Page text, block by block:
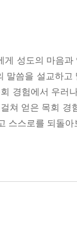
성도의 마음
씀을 설교하
경험에서 우러
쳐 얻은 목회 경
스스로를 되돌아